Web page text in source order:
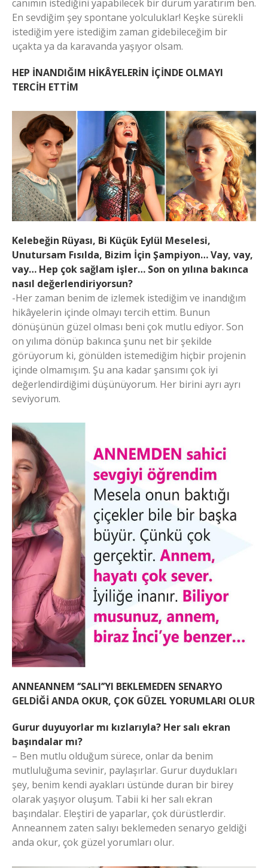
canımın istediğini yapabilecek bir durum yaratırım ben.
En sevdiğim şey spontane yolculuklar! Keşke sürekli
istediğim yere istediğim zaman gidebileceğim bir
uçakta ya da karavanda yaşıyor olsam.
HEP İNANDIĞIM HİKÂYELERİN İÇİNDE OLMAYI
TERCİH ETTİM
Kelebeğin Rüyası, Bi Küçük Eylül Meselesi,
Unutursam Fısılda, Bizim İçin Şampiyon… Vay, vay,
vay… Hep çok sağlam işler… Son on yılına bakınca
nasıl değerlendiriyorsun?
-Her zaman benim de izlemek istediğim ve inandığım
hikâyelerin içinde olmayı tercih ettim. Bunun
dönüşünün güzel olması beni çok mutlu ediyor. Son
on yılıma dönüp bakınca şunu net bir şekilde
görüyorum ki, gönülden istemediğim hiçbir projenin
içinde olmamışım. Şu ana kadar şansımı çok iyi
değerlendirdiğimi düşünüyorum. Her birini ayrı ayrı
seviyorum.
ANNEANNEM ‘’SALI’’YI BEKLEMEDEN SENARYO
GELDİĞİ ANDA OKUR, ÇOK GÜZEL YORUMLARI OLUR
Gurur duyuyorlar mı kızlarıyla? Her salı ekran
başındalar mı?
– Ben mutlu olduğum sürece, onlar da benim
mutluluğuma sevinir, paylaşırlar. Gurur duydukları
şey, benim kendi ayakları üstünde duran bir birey
olarak yaşıyor oluşum. Tabii ki her salı ekran
başındalar. Eleştiri de yaparlar, çok dürüstlerdir.
Anneannem zaten salıyı beklemeden senaryo geldiği
anda okur, çok güzel yorumları olur.